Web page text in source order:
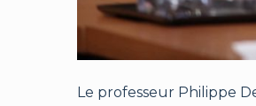
Le professeur Philippe